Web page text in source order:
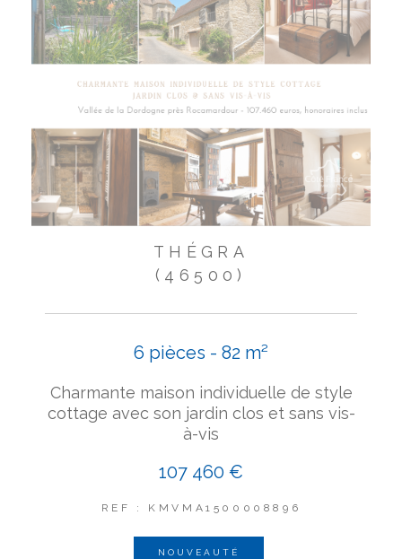
THÉGRA
(46500)
6 pièces - 82 m²
Charmante maison individuelle de style
cottage avec son jardin clos et sans vis-
à-vis
107 460 €
REF : KMVMA1500008896
NOUVEAUTÉ